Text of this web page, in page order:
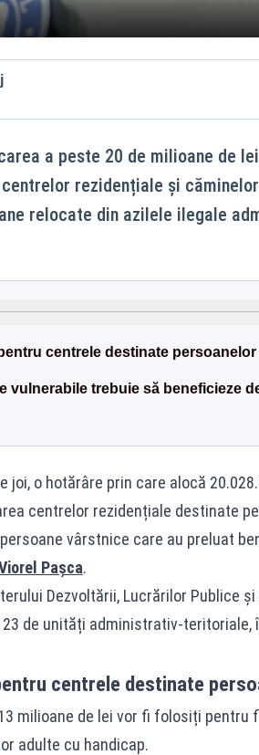
a peste 20 de milioane de
rezidențiale și
relocate din azilele ilegale
centrele destinate
vulnerabile trebuie să beneficieze
joi, o hotărâre prin care alocă
centrelor rezidențiale destinate
vârstnice care au preluat
Pașca.
Dezvoltării, Lucrărilor Publice
de unități administrativ-teritoriale,
centrele destinate
milioane de lei vor fi folosiți pentru
adulte cu handicap.